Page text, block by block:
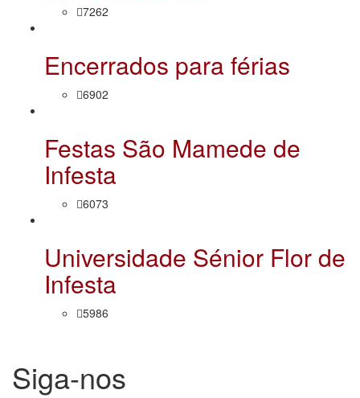
7262
Encerrados para férias
6902
Festas São Mamede de
Infesta
6073
Universidade Sénior Flor de
Infesta
5986
Siga-nos